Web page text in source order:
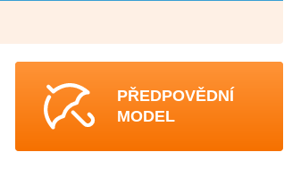
PŘEDPOVĚDNÍ
MODEL